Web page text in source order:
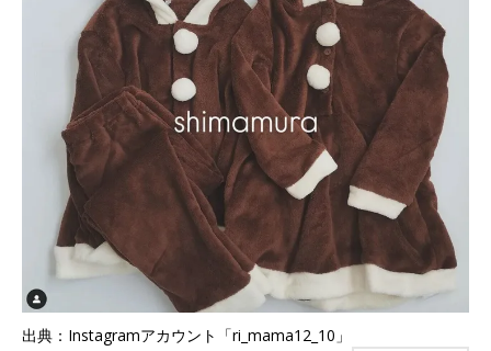
出典：Instagramアカウント「ri_mama12_10」